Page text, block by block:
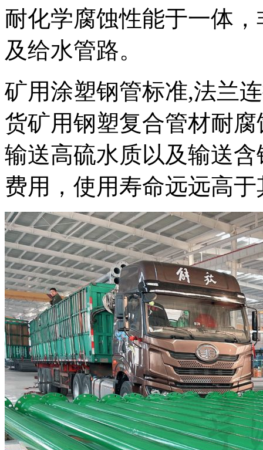
耐化学腐蚀性能于一体
及给水管路。
矿用涂塑钢管标准,法兰
货矿用钢塑复合管材耐
输送高硫水质以及输送
费用，使用寿命远远高